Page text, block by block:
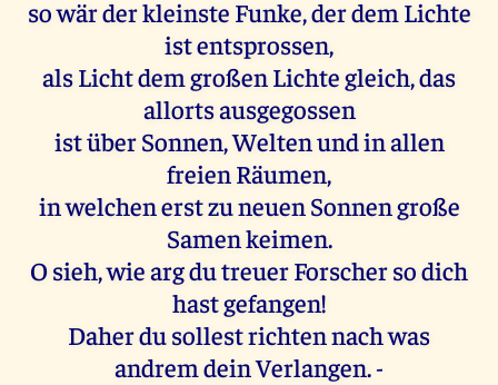
so wär der kleinste Funke, der dem Lichte
ist entsprossen,
als Licht dem großen Lichte gleich, das
allorts ausgegossen
ist über Sonnen, Welten und in allen
freien Räumen,
in welchen erst zu neuen Sonnen große
Samen keimen.
O sieh, wie arg du treuer Forscher so dich
hast gefangen!
Daher du sollest richten nach was
andrem dein Verlangen. -